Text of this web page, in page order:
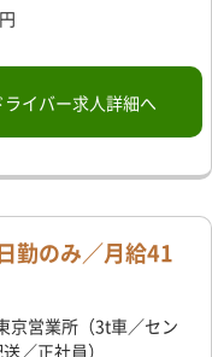
ライバー求人詳細へ
勤のみ／月給41
京営業所（3t車／セン
／正社員）